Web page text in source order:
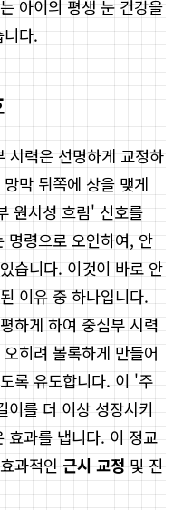
아이의 평생 눈 건강을
다.
시력은 선명하게 교정하
막 뒤쪽에 상을 맺게
원시성 흐림' 신호를
명령으로 오인하여, 안
습니다. 이것이 바로 안
이유 중 하나입니다.
하게 하여 중심부 시력
히려 볼록하게 만들어
록 유도합니다. 이 '주
이를 더 이상 성장시키
효과를 냅니다. 이 정교
과적인 근시 교정 및 진